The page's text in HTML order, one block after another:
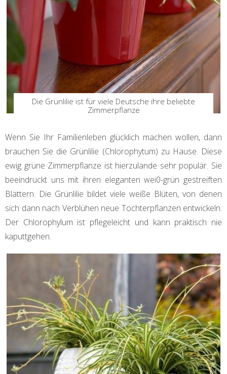
Die Grünlilie ist für viele Deutsche ihre beliebte
Zimmerpflanze
Wenn Sie Ihr Familienleben glücklich machen wollen, dann
brauchen Sie die Grünlilie (Chlorophytum) zu Hause. Diese
ewig grüne Zimmerpflanze ist hierzulande sehr populär. Sie
beeindruckt uns mit ihren eleganten wei0-grün gestreiften
Blättern. Die Grünlilie bildet viele weiße Blüten, von denen
sich dann nach Verblühen neue Tochterpflanzen entwickeln.
Der Chlorophylum ist pflegeleicht und kann praktisch nie
kaputtgehen.